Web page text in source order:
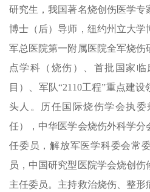
研究生，我国著名烧创伤医学专
博士（后）导师，纽约州立大
军总医院第一附属医院全军烧伤
点学科（烧伤）、首批国家
目）、军队“2110工程”重点建
头人。历任国际烧伤学会执
任），中华医学会烧伤外科学分
任委员，解放军医学科委会常
员，中国研究型医院学会烧创
主任委员。主持救治烧伤、整